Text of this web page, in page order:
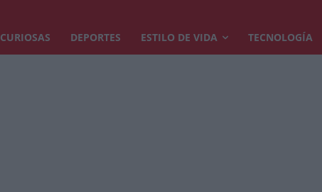
CURIOSAS DEPORTES ESTILO DE VIDA TECNOLOGÍA